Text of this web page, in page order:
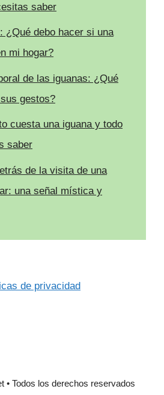
saber
¿Qué debo hacer si una
mi hogar?
de las iguanas: ¿Qué
gestos?
cuesta una iguana y todo
saber
de la visita de una
una señal mística y
de privacidad
• Todos los derechos reservados